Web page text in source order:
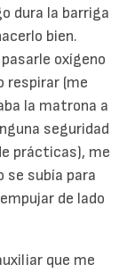
dura la barriga
bien.
oxígeno
respirar (me
la matrona a
seguridad
prácticas), me
se subía para
de lado
que me